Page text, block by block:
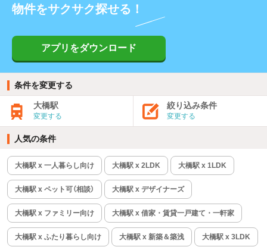
物件をサクサク探せる！
アプリをダウンロード
条件を変更する
大橋駅
変更する
絞り込み条件
変更する
人気の条件
大橋駅 x 一人暮らし向け 大橋駅 x 2LDK 大橋駅 x 1LDK
大橋駅 x ペット可（相談） 大橋駅 x デザイナーズ
大橋駅 x ファミリー向け 大橋駅 x 借家・賃貸一戸建て・一軒家
大橋駅 x ふたり暮らし向け 大橋駅 x 新築＆築浅 大橋駅 x 3LDK